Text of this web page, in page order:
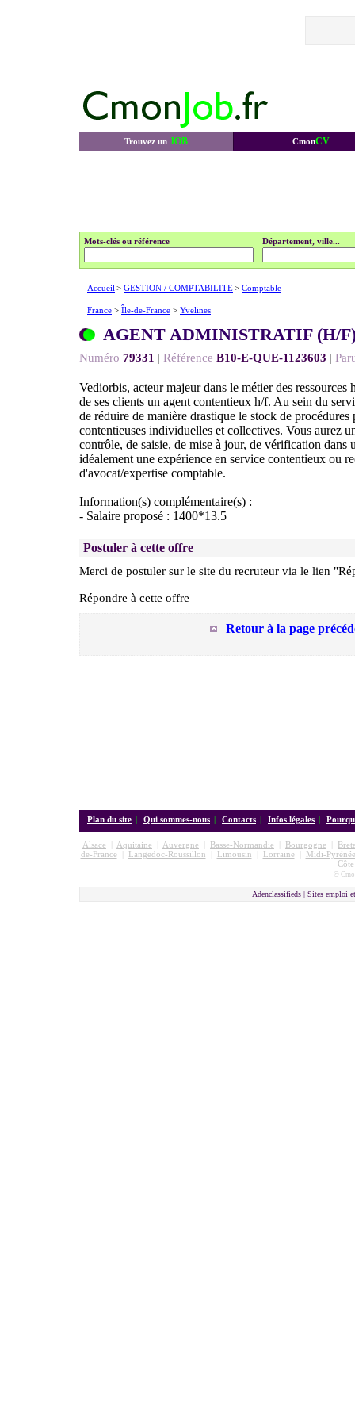
Trouvez un JOB CmonCV
Mots-clés ou référence Département, ville...
Accueil > GESTION / COMPTABILITE> Comptable
France > Île-de-France > Yvelines
AGENT ADMINISTRATIF (H/
Numéro 79331 | Référence B10-E-QUE-1123603 |
Vediorbis, acteur majeur dans le métier des ressources
de ses clients un agent contentieux h/f. Au sein du
de réduire de manière drastique le stock de procédures
contentieuses individuelles et collectives. Vous aurez
contrôle, de saisie, de mise à jour, de vérification dans
idéalement une expérience en service contentieux ou
d'avocat/expertise comptable.
Information(s) complémentaire(s) :
- Salaire proposé : 1400*13.5
Postuler à cette offre
Merci de postuler sur le site du recruteur via le lien
Répondre à cette offre
Retour à la page
Plan du site | Qui sommes-nous | Contacts | Infos légales |
Alsace Aquitaine Auvergne Basse-Normandie Bourgogne
de-France| Langedoc-Roussillon Limousin Lorraine|
Midi-
©
Adenclassifieds | Sites emploi